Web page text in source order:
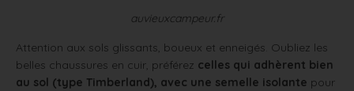
auvieuxcampeur.fr
Attention aux sols glissants, boueux et enneigés. Oubliez les
belles chaussures en cuir, préférez celles qui adhèrent bien
au sol (type Timberland), avec une semelle isolante pour